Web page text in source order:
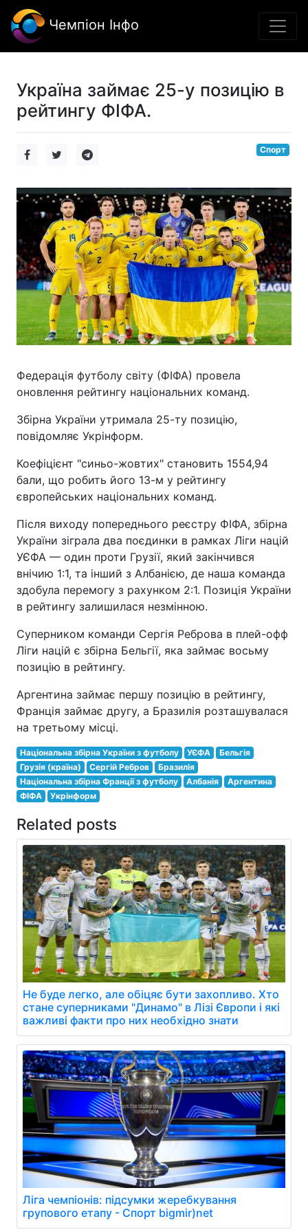
Чемпіон Інфо
Україна займає 25-у позицію в
рейтингу ФІФА.
Спорт
Федерація футболу світу (ФІФА) провела
оновлення рейтингу національних команд.
Збірна України утримала 25-ту позицію,
повідомляє Укрінформ.
Коефіцієнт "синьо-жовтих" становить 1554,94
бали, що робить його 13-м у рейтингу
європейських національних команд.
Після виходу попереднього реєстру ФІФА, збірна
України зіграла два поєдинки в рамках Ліги націй
УЄФА — один проти Грузії, який закінчився
внічию 1:1, та інший з Албанією, де наша команда
здобула перемогу з рахунком 2:1. Позиція України
в рейтингу залишилася незмінною.
Суперником команди Сергія Реброва в плей-офф
Ліги націй є збірна Бельгії, яка займає восьму
позицію в рейтингу.
Аргентина займає першу позицію в рейтингу,
Франція займає другу, а Бразилія розташувалася
на третьому місці.
Національна збірна України з футболу УЄФА
Бельгія
Грузія (країна)
Сергій Ребров
Бразилія
Національна збірна Франції з футболу
Албанія
Аргентина
ФІФА
Укрінформ
Related posts
Не буде легко, але обіцяє бути захопливо. Хто
стане суперниками "Динамо" в Лізі Європи і які
важливі факти про них необхідно знати
Ліга чемпіонів: підсумки жеребкування
групового етапу - Спорт bigmir)net